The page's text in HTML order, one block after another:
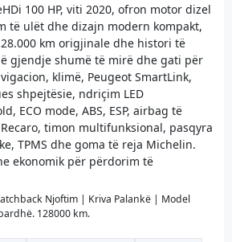
100 HP, viti 2020, ofron motor dizel
të ulët dhe dizajn modern kompakt,
km origjinale dhe histori të
gjendje shumë të mirë dhe gati për
klimë, Peugeot SmartLink,
shpejtësie, ndriçim LED
ECO mode, ABS, ESP, airbag të
timon multifunksional, pasqyra
TPMS dhe goma të reja Michelin.
ekonomik për përdorim të
Njoftim | Kriva Palankë | Model
128000 km.